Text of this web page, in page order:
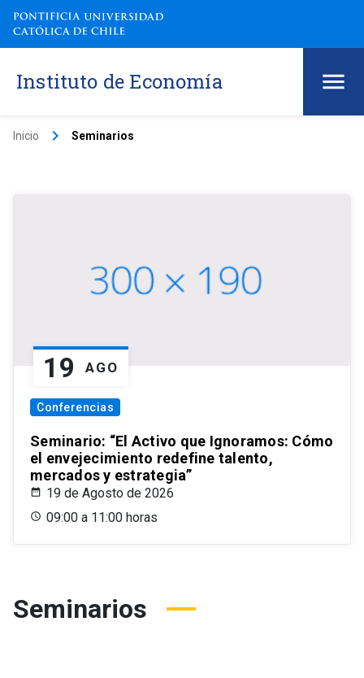
Instituto de Economía
Inicio keyboard_arrow_right Seminarios
19 AGO
Conferencias
Seminario: “El Activo que Ignoramos: Cómo
el envejecimiento redefine talento,
mercados y estrategia”
19 de Agosto de 2026
09:00 a 11:00 horas
Seminarios